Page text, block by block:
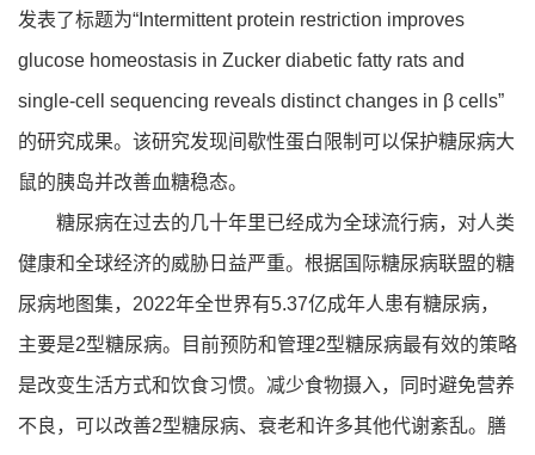
发表了标题为“Intermittent protein restriction improves
glucose homeostasis in Zucker diabetic fatty rats and
single-cell sequencing reveals distinct changes in β cells”
的研究成果。该研究发现间歇性蛋白限制可以保护糖尿病大
鼠的胰岛并改善血糖稳态。
糖尿病在过去的几十年里已经成为全球流行病，对人类
健康和全球经济的威胁日益严重。根据国际糖尿病联盟的糖
尿病地图集，2022年全世界有5.37亿成年人患有糖尿病，
主要是2型糖尿病。目前预防和管理2型糖尿病最有效的策略
是改变生活方式和饮食习惯。减少食物摄入，同时避免营养
不良，可以改善2型糖尿病、衰老和许多其他代谢紊乱。膳